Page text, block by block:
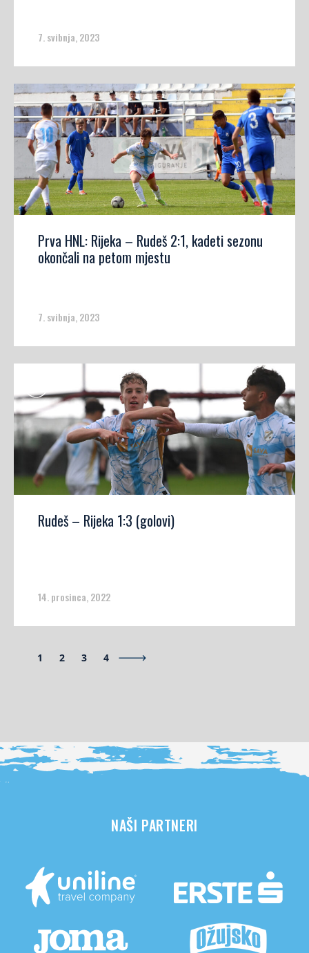
7. svibnja, 2023
Prva HNL: Rijeka – Rudeš 2:1, kadeti sezonu
okončali na petom mjestu
7. svibnja, 2023
Rudeš – Rijeka 1:3 (golovi)
14. prosinca, 2022
1 2 3 4
NAŠI PARTNERI